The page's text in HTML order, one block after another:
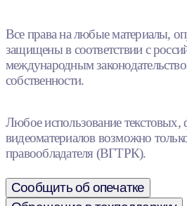
Все права на любые материалы,
защищены в соответствии с
международным
собственности.
Любое использование текстовых,
видеоматериалов возможно
правообладателя (ВГТРК).
Сообщить об опечатке